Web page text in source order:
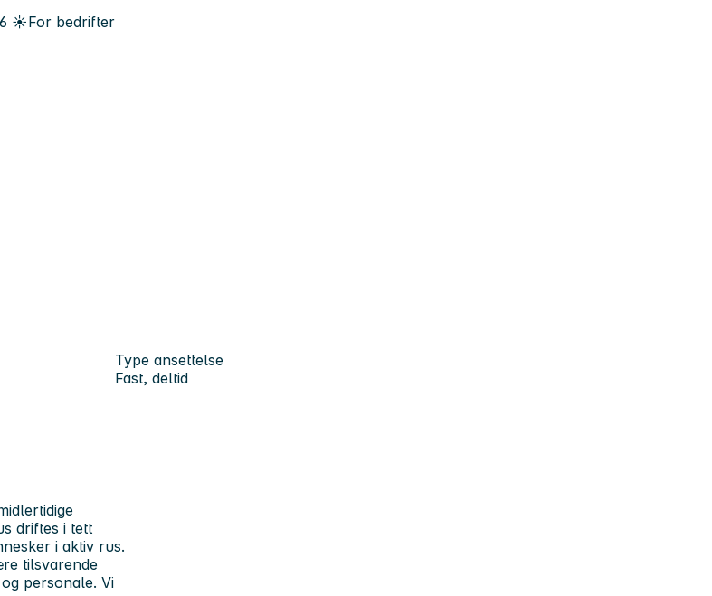
☀️For bedrifter
Type ansettelse
Fast, deltid
driftes i tett
i aktiv rus.
tilsvarende
personale. Vi